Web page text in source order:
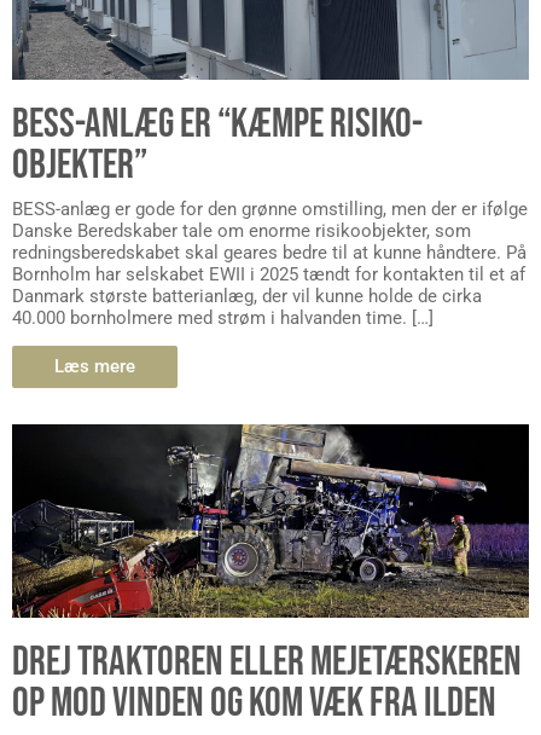
BESS-ANLÆG ER “KÆMPE RISIKO-
OBJEKTER”
BESS-anlæg er gode for den grønne omstilling, men der er ifølge
Danske Beredskaber tale om enorme risikoobjekter, som
redningsberedskabet skal geares bedre til at kunne håndtere. På
Bornholm har selskabet EWII i 2025 tændt for kontakten til et af
Danmark største batterianlæg, der vil kunne holde de cirka
40.000 bornholmere med strøm i halvanden time. […]
Læs mere
DREJ TRAKTOREN ELLER MEJETÆRSKEREN
OP MOD VINDEN OG KOM VÆK FRA ILDEN